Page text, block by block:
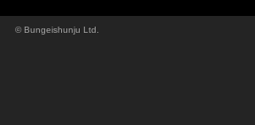
© Bungeishunju Ltd.